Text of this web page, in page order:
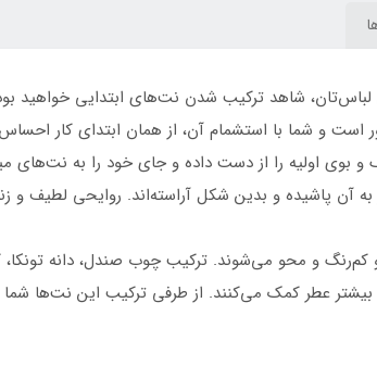
لباس‌تان، شاهد ترکیب شدن نت‌های ابتدایی خواهید
است و شما با استشمام آن، از همان ابتدای کار
بوی اولیه را از دست داده و جای خود را به نت‌های
آن پاشیده و بدین شکل آراسته‌اند. روایحی لطیف و
و محو می‌شوند. ترکیب چوب صندل، دانه تونکا،
عطر کمک می‌کنند. از طرفی ترکیب این نت‌ها شما